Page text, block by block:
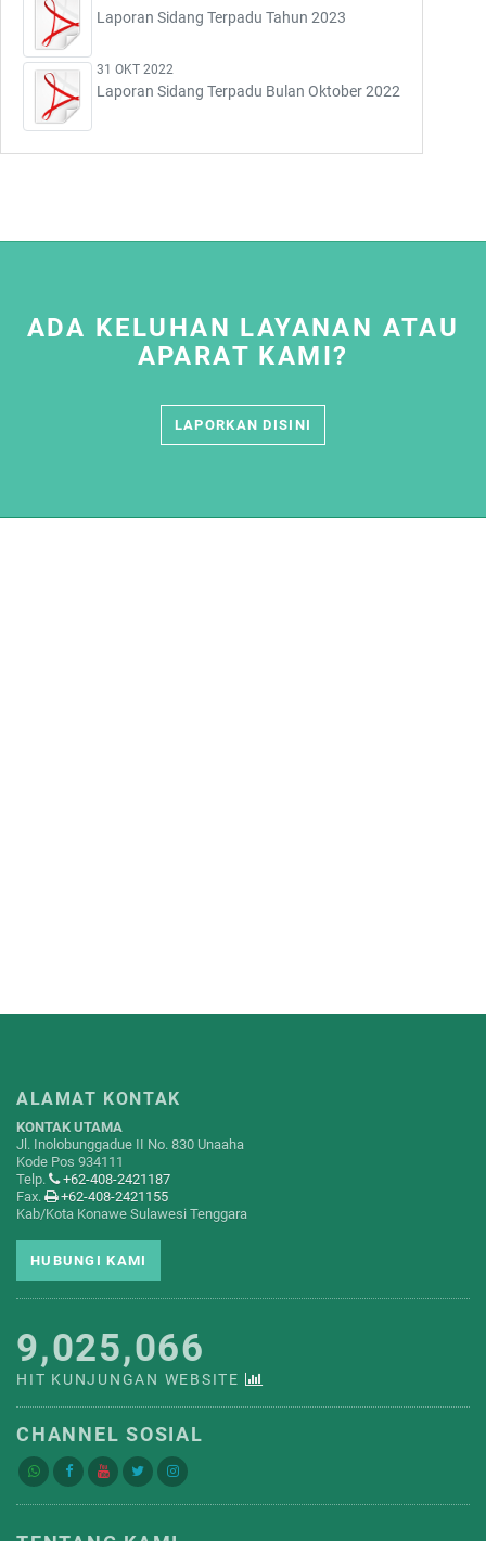
Laporan Sidang Terpadu Tahun 2023
31 OKT 2022
Laporan Sidang Terpadu Bulan Oktober 2022
ADA KELUHAN LAYANAN ATAU
APARAT KAMI?
LAPORKAN DISINI
ALAMAT KONTAK
KONTAK UTAMA
Jl. Inolobunggadue II No. 830 Unaaha
Kode Pos 934111
Telp.
+62-408-2421187
Fax.
+62-408-2421155
Kab/Kota Konawe Sulawesi Tenggara
HUBUNGI KAMI
9,025,066
HIT KUNJUNGAN WEBSITE
CHANNEL SOSIAL